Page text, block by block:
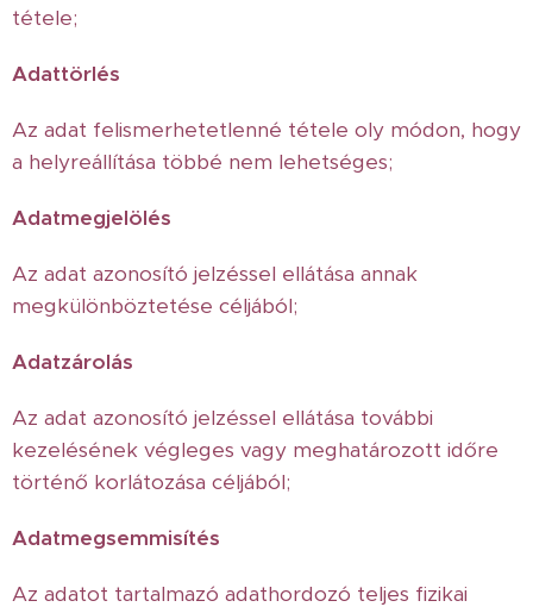
tétele;
Adattörlés
Az adat felismerhetetlenné tétele oly módon, hogy
a helyreállítása többé nem lehetséges;
Adatmegjelölés
Az adat azonosító jelzéssel ellátása annak
megkülönböztetése céljából;
Adatzárolás
Az adat azonosító jelzéssel ellátása további
kezelésének végleges vagy meghatározott időre
történő korlátozása céljából;
Adatmegsemmisítés
Az adatot tartalmazó adathordozó teljes fizikai